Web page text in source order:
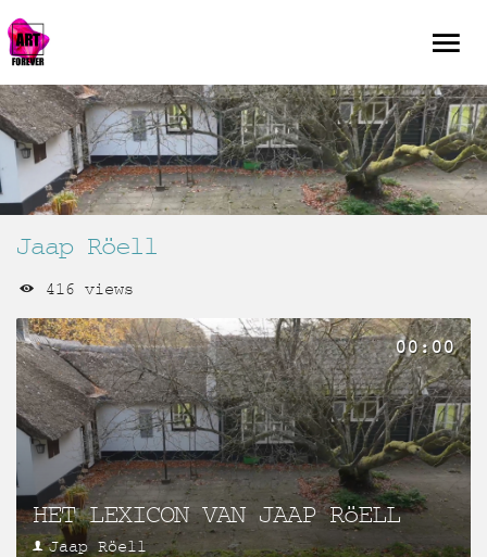
Jaap Röell
416 views
HET LEXICON VAN JAAP RöELL
Jaap Röell
00:00